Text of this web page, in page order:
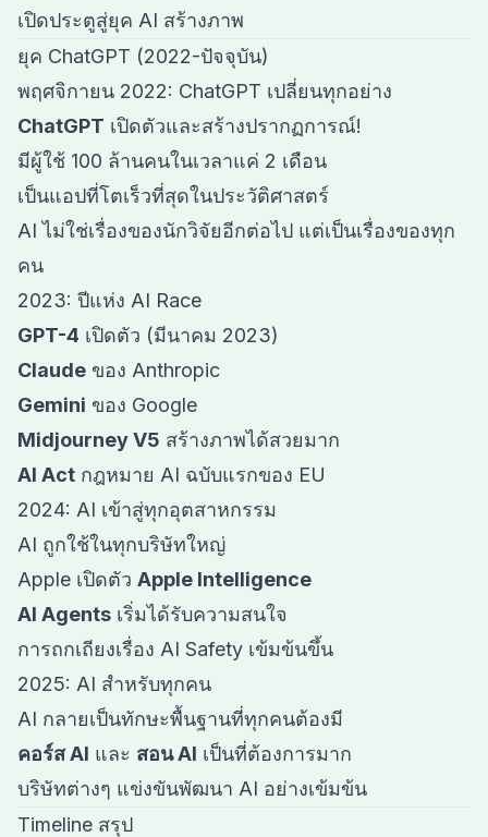
เปิดประตูสู่ยุค AI สร้างภาพ
ยุค ChatGPT (2022-ปัจจุบัน)
พฤศจิกายน 2022: ChatGPT เปลี่ยนทุกอย่าง
ChatGPT เปิดตัวและสร้างปรากฏการณ์!
มีผู้ใช้ 100 ล้านคนในเวลาแค่ 2 เดือน
เป็นแอปที่โตเร็วที่สุดในประวัติศาสตร์
AI ไม่ใช่เรื่องของนักวิจัยอีกต่อไป แต่เป็นเรื่องของทุก
คน
2023: ปีแห่ง AI Race
GPT-4 เปิดตัว (มีนาคม 2023)
Claude ของ Anthropic
Gemini ของ Google
Midjourney V5 สร้างภาพได้สวยมาก
AI Act กฎหมาย AI ฉบับแรกของ EU
2024: AI เข้าสู่ทุกอุตสาหกรรม
AI ถูกใช้ในทุกบริษัทใหญ่
Apple เปิดตัว Apple Intelligence
AI Agents เริ่มได้รับความสนใจ
การถกเถียงเรื่อง AI Safety เข้มข้นขึ้น
2025: AI สำหรับทุกคน
AI กลายเป็นทักษะพื้นฐานที่ทุกคนต้องมี
คอร์ส AI และ สอน AI เป็นที่ต้องการมาก
บริษัทต่างๆ แข่งขันพัฒนา AI อย่างเข้มข้น
Timeline สรุป